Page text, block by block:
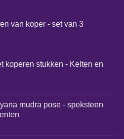
van koper - set van 3
koperen stukken - Kelten en
mudra pose - speksteen